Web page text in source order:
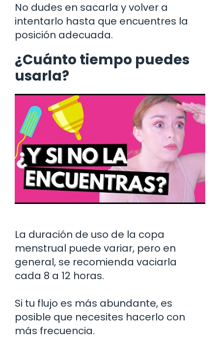
No dudes en sacarla y volver a
intentarlo hasta que encuentres la
posición adecuada.
¿Cuánto tiempo puedes
usarla?
La duración de uso de la copa
menstrual puede variar, pero en
general, se recomienda vaciarla
cada 8 a 12 horas.
Si tu flujo es más abundante, es
posible que necesites hacerlo con
más frecuencia.